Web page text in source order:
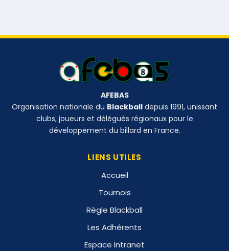
AFEBAS
Organisation nationale du Blackball depuis 1991, unissant
clubs, joueurs et délégués régionaux pour le
développement du billard en France.
LIENS UTILES
Accueil
Tournois
Règle Blackball
Les Adhérents
Espace Intranet